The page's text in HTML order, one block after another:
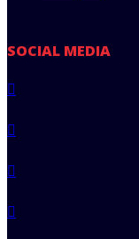
SOCIAL MEDIA